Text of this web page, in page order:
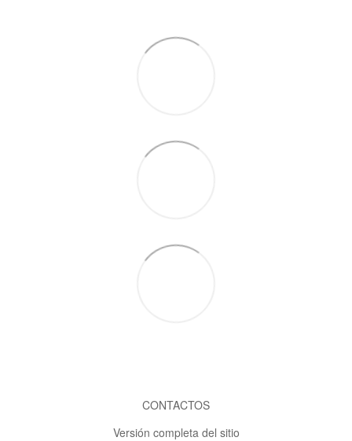
CONTACTOS
Versión completa del sitio